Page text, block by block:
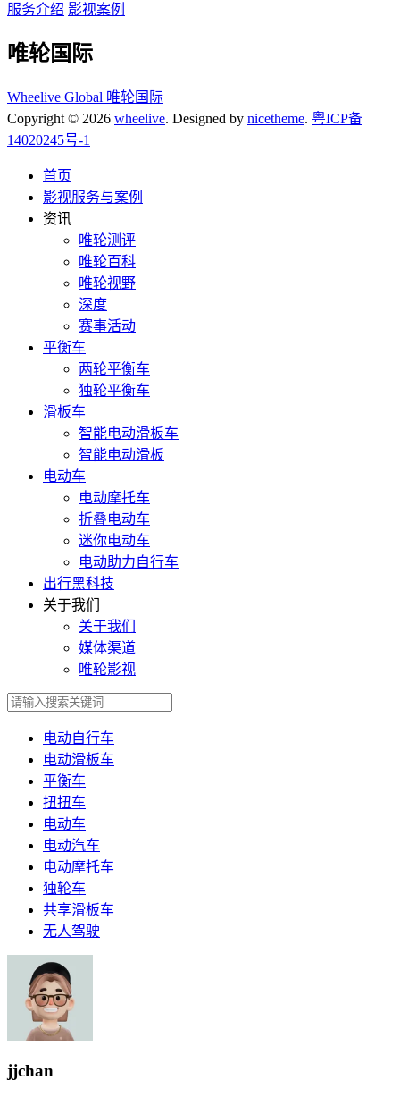
服务介绍 影视案例
唯轮国际
Wheelive Global 唯轮国际
Copyright © 2026 wheelive. Designed by nicetheme. 粤ICP备
14020245号-1
首页
影视服务与案例
资讯
唯轮测评
唯轮百科
唯轮视野
深度
赛事活动
平衡车
两轮平衡车
独轮平衡车
滑板车
智能电动滑板车
智能电动滑板
电动车
电动摩托车
折叠电动车
迷你电动车
电动助力自行车
出行黑科技
关于我们
关于我们
媒体渠道
唯轮影视
电动自行车
电动滑板车
平衡车
扭扭车
电动车
电动汽车
电动摩托车
独轮车
共享滑板车
无人驾驶
jjchan